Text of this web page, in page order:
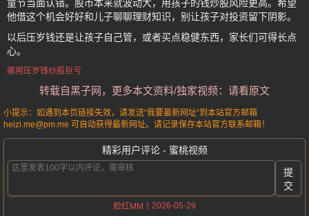
童节当面认错。股市本来就波动大，用孩子的钱炒股风险更高。希望
他借这个机会好好和儿子聊聊理财知识，别让孩子对投资留下阴影。
以后压岁钱还是让孩子自己管，或者买点稳健东西，家长们可得长点
心。
挪用压岁钱炒股巨亏
转载自黑子网，更多本文资料/独家视频：请看原文
小提示：如遇到本页链接失效，请发送“我要最新网址”到本站官方邮箱
heizi.me@pm.me 可自动获得最新网址。请记录保存本站官方联系邮箱！
精彩用户评论 - 蜜桃视频
提
交
脸红MM
2026-05-29